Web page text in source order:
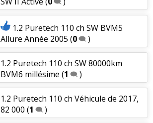
1.2 Puretech 110 ch SW BVM5
Allure Année 2005 (0 )
1.2 Puretech 110 ch SW 80000km
BVM6 millésime (1 )
1.2 Puretech 110 ch Véhicule de 2017,
82 000 (1 )